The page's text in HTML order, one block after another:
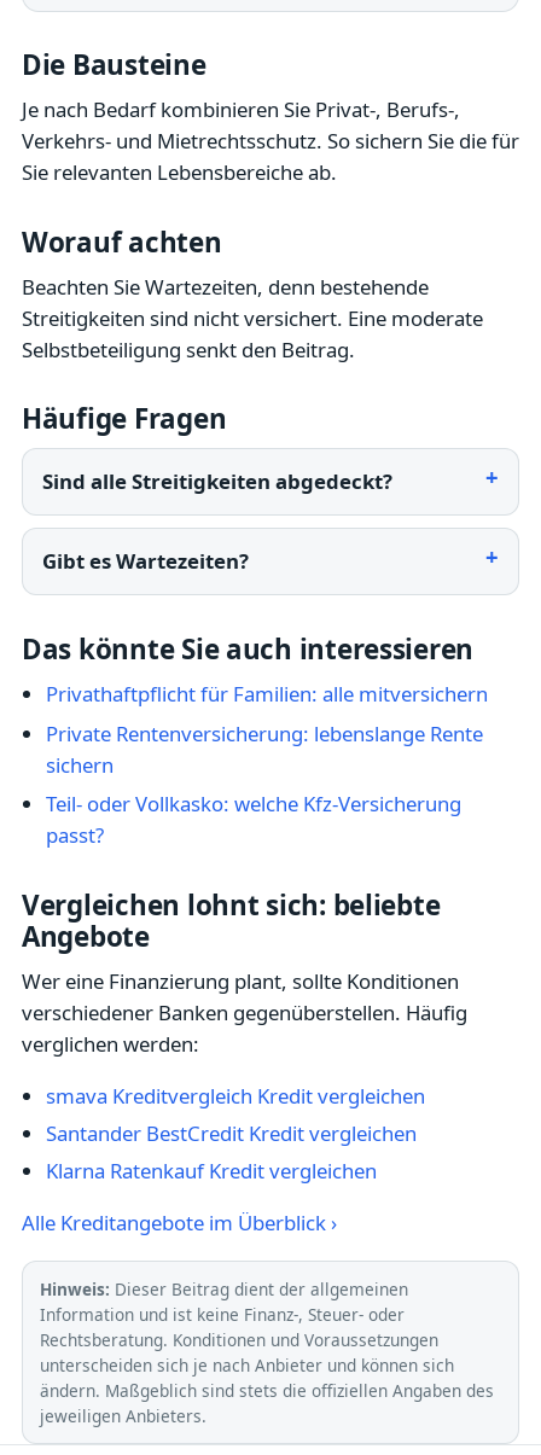
Die Bausteine
Je nach Bedarf kombinieren Sie Privat-, Berufs-,
Verkehrs- und Mietrechtsschutz. So sichern Sie die für
Sie relevanten Lebensbereiche ab.
Worauf achten
Beachten Sie Wartezeiten, denn bestehende
Streitigkeiten sind nicht versichert. Eine moderate
Selbstbeteiligung senkt den Beitrag.
Häufige Fragen
Sind alle Streitigkeiten abgedeckt?
Gibt es Wartezeiten?
Das könnte Sie auch interessieren
Privathaftpflicht für Familien: alle mitversichern
Private Rentenversicherung: lebenslange Rente
sichern
Teil- oder Vollkasko: welche Kfz-Versicherung
passt?
Vergleichen lohnt sich: beliebte
Angebote
Wer eine Finanzierung plant, sollte Konditionen
verschiedener Banken gegenüberstellen. Häufig
verglichen werden:
smava Kreditvergleich Kredit vergleichen
Santander BestCredit Kredit vergleichen
Klarna Ratenkauf Kredit vergleichen
Alle Kreditangebote im Überblick ›
Hinweis: Dieser Beitrag dient der allgemeinen
Information und ist keine Finanz-, Steuer- oder
Rechtsberatung. Konditionen und Voraussetzungen
unterscheiden sich je nach Anbieter und können sich
ändern. Maßgeblich sind stets die offiziellen Angaben des
jeweiligen Anbieters.